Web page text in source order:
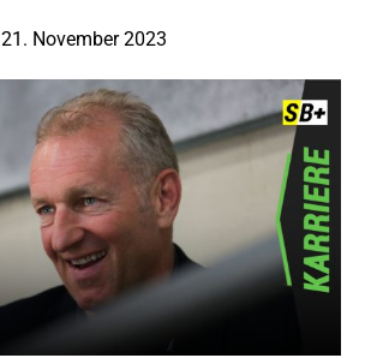
21. November 2023